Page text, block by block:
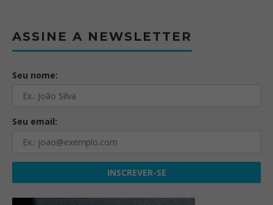
ASSINE A NEWSLETTER
Seu nome:
Seu email: